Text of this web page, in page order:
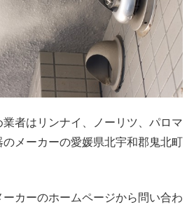
者はリンナイ、ノーリツ、パロマ
メーカーの愛媛県北宇和郡鬼北町
カーのホームページから問い合わ